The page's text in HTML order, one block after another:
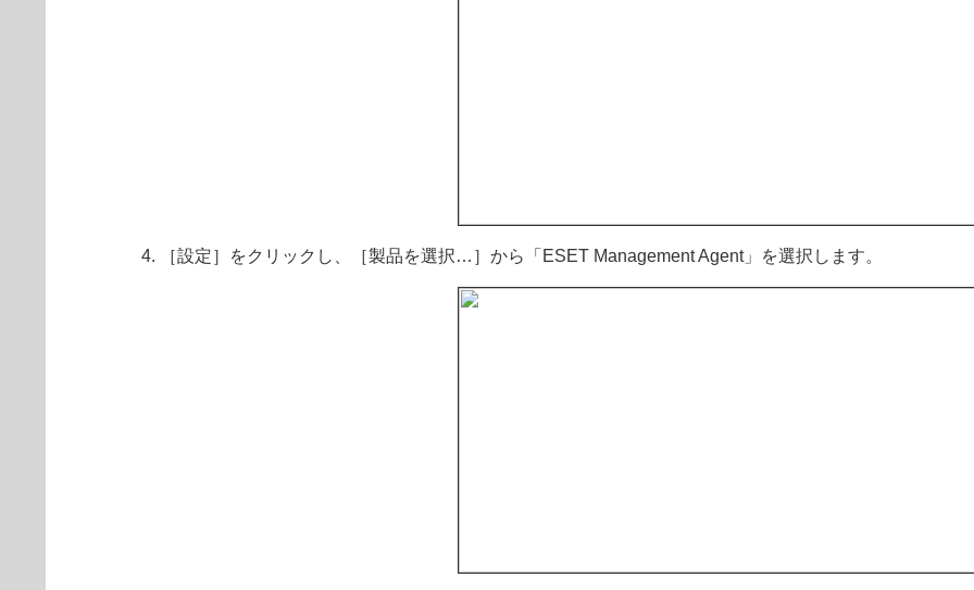
［設定］をクリックし、［製品を選択…］から「ESET Management Agent」を選択します。